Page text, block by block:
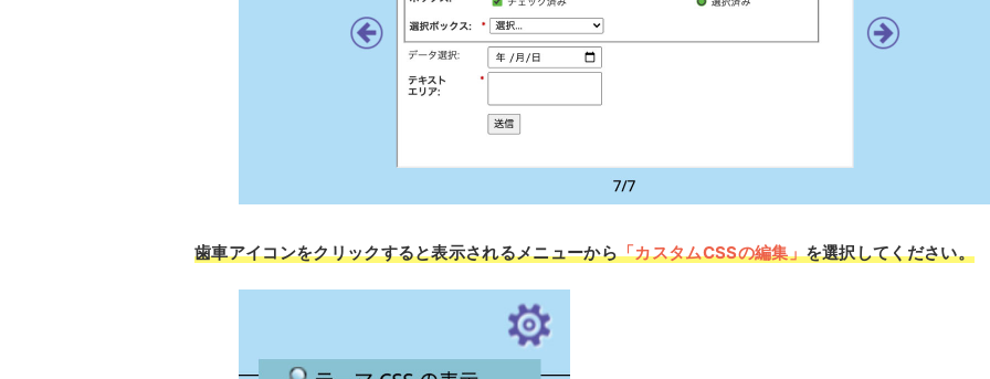
歯車アイコンをクリックすると表示されるメニューから「カスタムCSSの編集」を選択してください。